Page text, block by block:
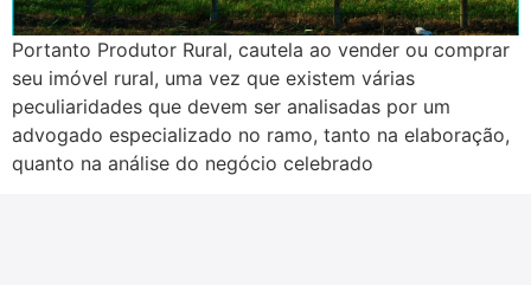
Portanto Produtor Rural, cautela ao vender ou comprar
seu imóvel rural, uma vez que existem várias
peculiaridades que devem ser analisadas por um
advogado especializado no ramo, tanto na elaboração,
quanto na análise do negócio celebrado